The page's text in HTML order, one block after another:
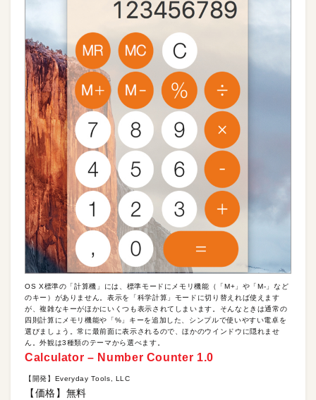
OS X標準の「計算機」には、標準モードにメモリ機能（「M+」や「M-」など
のキー）がありません。表示を「科学計算」モードに切り替えれば使えます
が、複雑なキーがほかにいくつも表示されてしまいます。そんなときは通常の
四則計算にメモリ機能や「%」キーを追加した、シンプルで使いやすい電卓を
選びましょう。常に最前面に表示されるので、ほかのウインドウに隠れませ
ん。外観は3種類のテーマから選べます。
Calculator – Number Counter 1.0
【開発】Everyday Tools, LLC
【価格】無料